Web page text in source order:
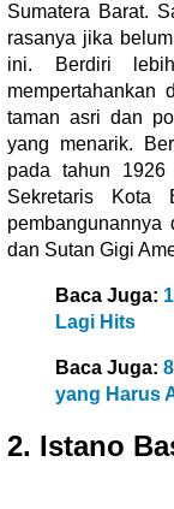
Sumatera Barat.
rasanya jika
ini. Berdiri
mempertahankan
taman asri dan
yang menarik.
pada tahun
Sekretaris Kota
dan Sutan Gigi
Baca Juga:
Lagi Hits
Baca Juga:
yang Harus
2. Istano